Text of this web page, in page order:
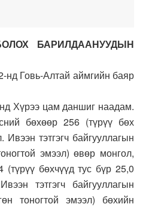
БАРИЛДААНУУДЫН
нд Говь-Алтай аймгийн баяр
Хүрээ цам даншиг наадам.
бөхөөр 256 (түрүү бөх
тэтгэгч байгууллагын
эмээл) өвөр монгол,
бөхчүүд тус бүр 25,0
тэтгэгч байгууллагын
тоногтой эмээл) бөхийн